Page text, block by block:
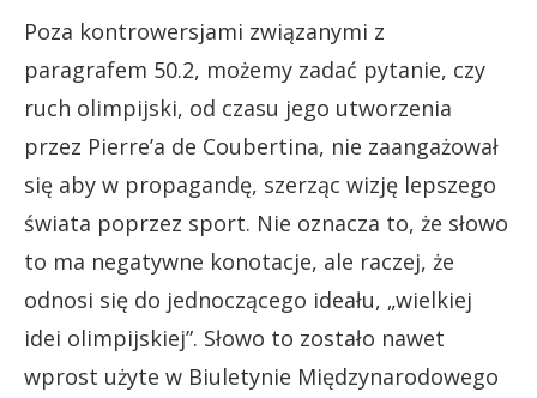
Poza kontrowersjami związanymi z
paragrafem 50.2, możemy zadać pytanie, czy
ruch olimpijski, od czasu jego utworzenia
przez Pierre’a de Coubertina, nie zaangażował
się aby w propagandę, szerząc wizję lepszego
świata poprzez sport. Nie oznacza to, że słowo
to ma negatywne konotacje, ale raczej, że
odnosi się do jednoczącego ideału, „wielkiej
idei olimpijskiej”. Słowo to zostało nawet
wprost użyte w Biuletynie Międzynarodowego